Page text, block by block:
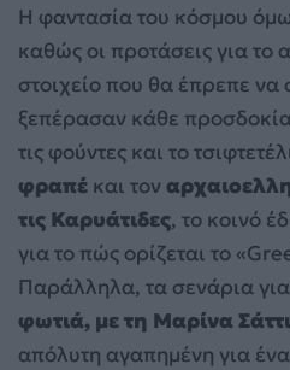
Η φαντασία του κόσμου
καθώς οι προτάσεις για το
στοιχείο που θα έπρεπε να
ξεπέρασαν κάθε
τις φούντες και το
φραπέ και τον
τις Καρυάτιδες, το κοινό
για το πώς ορίζεται το
Παράλληλα, τα σενάρια για
φωτιά, με τη Μαρίνα Σάττι
απόλυτη αγαπημένη για